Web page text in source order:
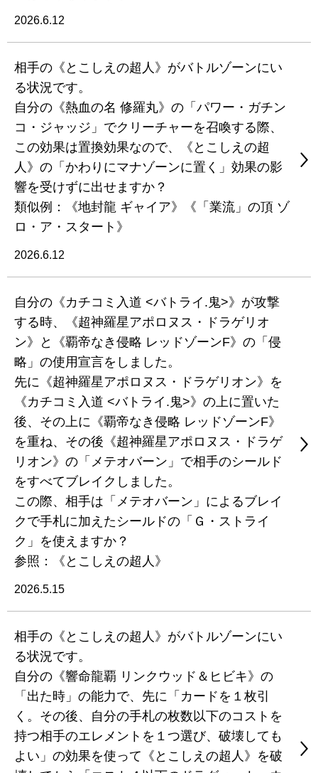
2026.6.12
相手の《とこしえの超人》がバトルゾーンにい
る状況です。
自分の《熱血の名 修羅丸》の「パワー・ガチン
コ・ジャッジ」でクリーチャーを召喚する際、
この効果は置換効果なので、《とこしえの超
人》の「かわりにマナゾーンに置く」効果の影
響を受けずに出せますか？
類似例：《地封龍 ギャイア》《「業流」の頂 ゾ
ロ・ア・スタート》
2026.6.12
自分の《カチコミ入道 <バトライ.鬼>》が攻撃
する時、《超神羅星アポロヌス・ドラゲリオ
ン》と《覇帝なき侵略 レッドゾーンF》の「侵
略」の使用宣言をしました。
先に《超神羅星アポロヌス・ドラゲリオン》を
《カチコミ入道 <バトライ.鬼>》の上に置いた
後、その上に《覇帝なき侵略 レッドゾーンF》
を重ね、その後《超神羅星アポロヌス・ドラゲ
リオン》の「メテオバーン」で相手のシールド
をすべてブレイクしました。
この際、相手は「メテオバーン」によるブレイ
クで手札に加えたシールドの「Ｇ・ストライ
ク」を使えますか？
参照：《とこしえの超人》
2026.5.15
相手の《とこしえの超人》がバトルゾーンにい
る状況です。
自分の《響命龍覇 リンクウッド＆ヒビキ》の
「出た時」の能力で、先に「カードを１枚引
く。その後、自分の手札の枚数以下のコストを
持つ相手のエレメントを１つ選び、破壊しても
よい」の効果を使って《とこしえの超人》を破